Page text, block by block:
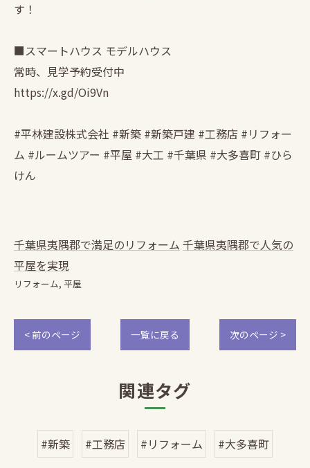
す！
■スマートハウス モデルハウス
常時、見学予約受付中
https://x.gd/Oi9Vn
#平林建設株式会社 #新築 #新築戸建 #工務店 #リフォー
ム #ルームツアー #平屋 #大工 #千葉県 #大多喜町 #ひら
けん
千葉県夷隅郡で満足のリフォーム 千葉県夷隅郡で人気の
平屋を実現
リフォーム 平屋
< 前のページ 一覧に戻る 次のページ >
関連タグ
#新築 #工務店 #リフォーム #大多喜町